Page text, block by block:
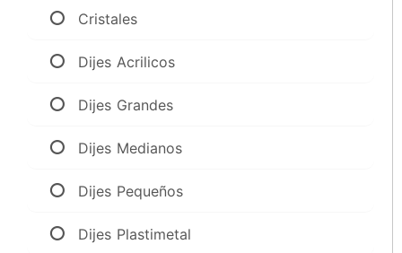
Cristales
Dijes Acrilicos
Dijes Grandes
Dijes Medianos
Dijes Pequeños
Dijes Plastimetal